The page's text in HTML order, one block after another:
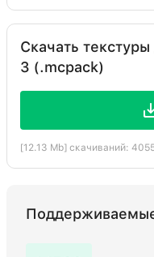
Скачать
3 (.mcpack)
[12.13 Mb] скачиваний: